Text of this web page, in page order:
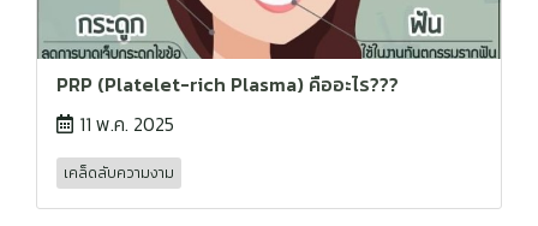
PRP (Platelet-rich Plasma) คืออะไร???
11 พ.ค. 2025
เคล็ดลับความงาม